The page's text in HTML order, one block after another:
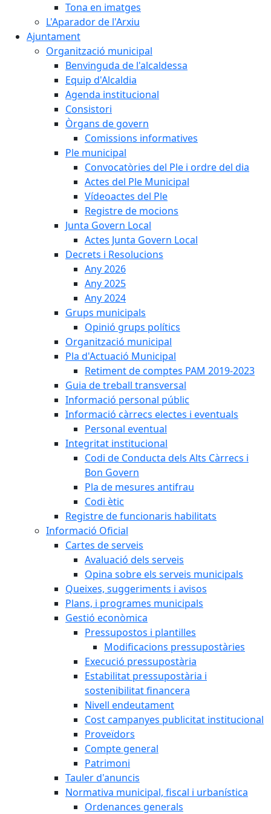
Tona en imatges
L'Aparador de l'Arxiu
Ajuntament
Organització municipal
Benvinguda de l'alcaldessa
Equip d'Alcaldia
Agenda institucional
Consistori
Òrgans de govern
Comissions informatives
Ple municipal
Convocatòries del Ple i ordre del dia
Actes del Ple Municipal
Vídeoactes del Ple
Registre de mocions
Junta Govern Local
Actes Junta Govern Local
Decrets i Resolucions
Any 2026
Any 2025
Any 2024
Grups municipals
Opinió grups polítics
Organització municipal
Pla d'Actuació Municipal
Retiment de comptes PAM 2019-2023
Guia de treball transversal
Informació personal públic
Informació càrrecs electes i eventuals
Personal eventual
Integritat institucional
Codi de Conducta dels Alts Càrrecs i
Bon Govern
Pla de mesures antifrau
Codi ètic
Registre de funcionaris habilitats
Informació Oficial
Cartes de serveis
Avaluació dels serveis
Opina sobre els serveis municipals
Queixes, suggeriments i avisos
Plans, i programes municipals
Gestió econòmica
Pressupostos i plantilles
Modificacions pressupostàries
Execució pressupostària
Estabilitat pressupostària i
sostenibilitat financera
Nivell endeutament
Cost campanyes publicitat institucional
Proveïdors
Compte general
Patrimoni
Tauler d'anuncis
Normativa municipal, fiscal i urbanística
Ordenances generals